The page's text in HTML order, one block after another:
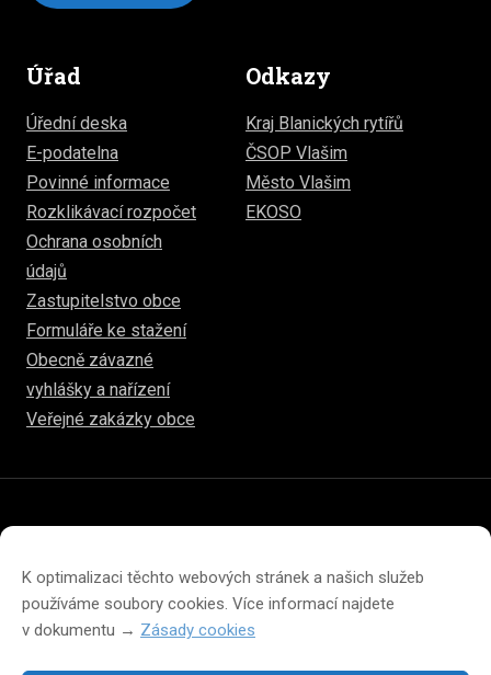
K optimalizaci těchto webových stránek a našich služeb
používáme soubory cookies. Více informací najdete
v dokumentu → Zásady cookies
Úřad
Úřední deska
E-podatelna
Povinné informace
Rozklikávací rozpočet
Ochrana osobních
údajů
Zastupitelstvo obce
Formuláře ke stažení
Obecně závazné
vyhlášky a nařízení
Veřejné zakázky obce
Odkazy
Kraj Blanických rytířů
ČSOP Vlašim
Město Vlašim
EKOSO
Prohlášení o přístupnosti
Prohlášení o ochraně soukromí
Zásady cookies (EU)